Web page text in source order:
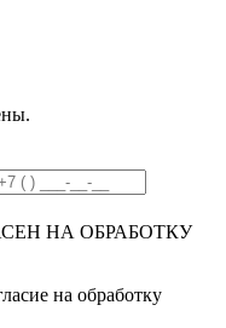
НА ОБРАБОТКУ
на обработку